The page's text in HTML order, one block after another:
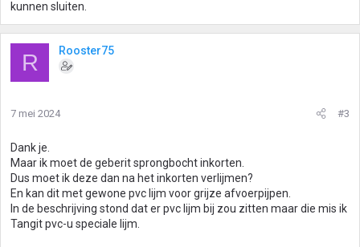
kunnen sluiten.
R Rooster75
7 mei 2024 #3
Dank je.
Maar ik moet de geberit sprongbocht inkorten.
Dus moet ik deze dan na het inkorten verlijmen?
En kan dit met gewone pvc lijm voor grijze afvoerpijpen.
In de beschrijving stond dat er pvc lijm bij zou zitten maar die mis ik
Tangit pvc-u speciale lijm.